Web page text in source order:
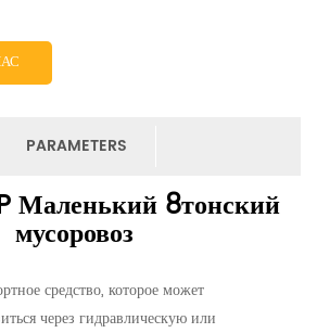
PARAMETERS
Маленький 8тонский
мусоровоз
средство, которое может
через гидравлическую или